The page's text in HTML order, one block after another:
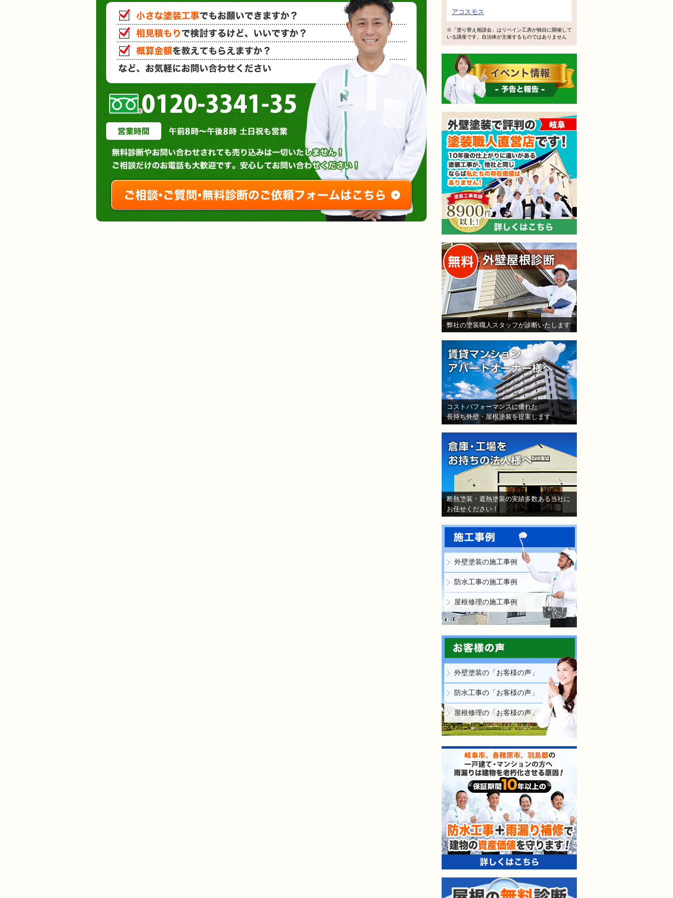
アコスモス
※「塗り替え相談会」はリペイン工房が独自に開催して
いる講座です。自治体が主催するものではありません
弊社の塗装職人スタッフが診断いたします
コストパフォーマンスに優れた
長持ち外壁・屋根塗装を提案します
断熱塗装・遮熱塗装の実績多数ある当社に
お任せください！
外壁塗装の施工事例
防水工事の施工事例
屋根修理の施工事例
外壁塗装の「お客様の声」
防水工事の「お客様の声」
屋根修理の「お客様の声」
小さな塗装工事でもお願いできますか？
相見積もりで検討するけど、いいですか？
概算金額を教えてもらえますか？
など、お気軽にお問い合わせください。
0120-3341-35
営業時間 : 午前8時～午後8時 土日祝も営業
無料診断やお問い合わせされても売り込みは一切いたしません！ ご相談だけのお電話
ご相談・ご質問・無料診断のご依頼フォームはこちら